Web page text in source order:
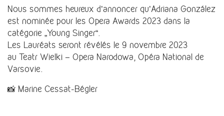
Nous sommes heureux d’annoncer qu’Adriana González
est nominée pour les Opera Awards 2023 dans la
catégorie „Young Singer“.
Les Lauréats seront révélés le 9 novembre 2023
au Teatr Wielki – Opera Narodowa, Opéra National de
Varsovie.
📸 Marine Cessat-Bégler